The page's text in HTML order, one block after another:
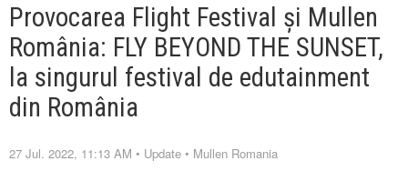
Provocarea Flight Festival și Mullen
România: FLY BEYOND THE SUNSET,
la singurul festival de edutainment
din România
27 Jul. 2022, 11:13 AM • Update • Mullen Romania